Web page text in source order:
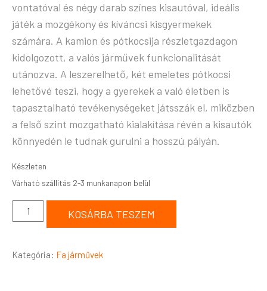
vontatóval és négy darab színes kisautóval, ideális
játék a mozgékony és kíváncsi kisgyermekek
számára. A kamion és pótkocsija részletgazdagon
kidolgozott, a valós járművek funkcionalitását
utánozva. A leszerelhető, két emeletes pótkocsi
lehetővé teszi, hogy a gyerekek a való életben is
tapasztalható tevékenységeket játsszák el, miközben
a felső szint mozgatható kialakítása révén a kisautók
könnyedén le tudnak gurulni a hosszú pályán.
Készleten
KOSÁRBA TESZEM
Kategória: Fa járművek